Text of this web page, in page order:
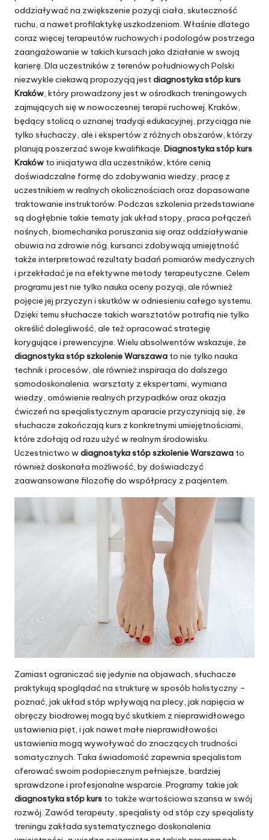
oddziaływać na zwiększenie pozycji ciała, skuteczność
ruchu, a nawet profilaktykę uszkodzeniom. Właśnie dlatego
coraz więcej terapeutów ruchowych i podologów postrzega
zaangażowanie w takich kursach jako działanie w swoją
karierę. Dla uczestników z terenów południowych Polski
niezwykle ciekawą propozycją jestdiagnostyka stóp kurs
Kraków, który prowadzony jest w ośrodkach treningowych
zajmujących się w nowoczesnej terapii ruchowej. Kraków,
będący stolicą o uznanej tradycji edukacyjnej, przyciąga nie
tylko słuchaczy, ale i ekspertów z różnych obszarów, którzy
planują poszerzać swoje kwalifikacje. Diagnostyka stóp kurs
Kraków to inicjatywa dla uczestników, które cenią
doświadczalne formę do zdobywania wiedzy, pracę z
uczestnikiem w realnych okolicznościach oraz dopasowane
traktowanie instruktorów. Podczas szkolenia przedstawiane
są dogłębnie takie tematy jak układ stopy, praca połączeń
nośnych, biomechanika poruszania się oraz oddziaływanie
obuwia na zdrowie nóg. kursanci zdobywają umiejętność
także interpretować rezultaty badań pomiarów medycznych
i przekładać je na efektywne metody terapeutyczne. Celem
programu jest nie tylko nauka oceny pozycji, ale również
pojęcie jej przyczyn i skutków w odniesieniu całego systemu.
Dzięki temu słuchacze takich warsztatów potrafią nie tylko
określić dolegliwość, ale też opracować strategię
korygujące i prewencyjne. Wielu absolwentów wskazuje, że
diagnostyka stóp szkolenie Warszawa to nie tylko nauka
technik i procesów, ale również inspiracja do dalszego
samodoskonalenia. warsztaty z ekspertami, wymiana
wiedzy, omówienie realnych przypadków oraz okazja
ćwiczeń na specjalistycznym aparacie przyczyniają się, że
słuchacze zakończają kurs z konkretnymi umiejętnościami,
które zdołają od razu użyć w realnym środowisku.
Uczestnictwo wdiagnostyka stóp szkolenie Warszawa to
również doskonała możliwość, by doświadczyć
zaawansowane filozofię do współpracy z pacjentem.
Zamiast ograniczać się jedynie na objawach, słuchacze
praktykują spoglądać na strukturę w sposób holistyczny –
poznać, jak układ stóp wpływają na plecy, jak napięcia w
obręczy biodrowej mogą być skutkiem z nieprawidłowego
ustawienia pięt, i jak nawet małe nieprawidłowości
ustawienia mogą wywoływać do znaczących trudności
somatycznych. Taka świadomość zapewnia specjalistom
oferować swoim podopiecznym pełniejsze, bardziej
sprawdzone i profesjonalne wsparcie. Programy takie jak
diagnostyka stóp kurs to także wartościowa szansa w swój
rozwój. Zawód terapeuty, specjalisty od stóp czy specjalisty
treningu zakłada systematycznego doskonalenia